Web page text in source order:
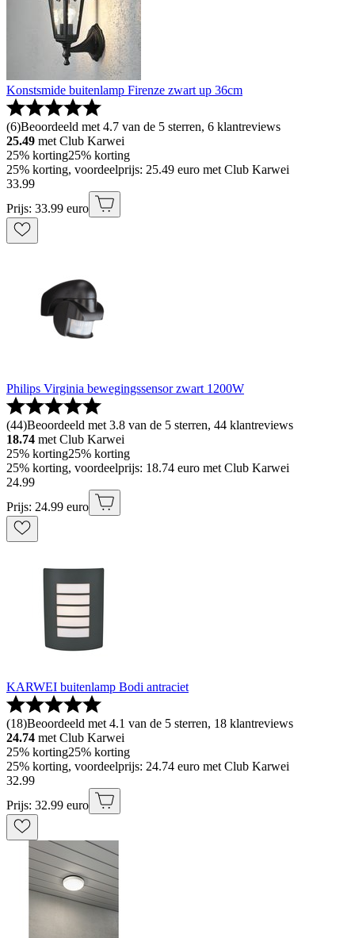
Konstsmide buitenlamp Firenze zwart up 36cm
(6)Beoordeeld met 4.7 van de 5 sterren, 6 klantreviews
25.49 met Club Karwei
25% korting25% korting
25% korting, voordeelprijs: 25.49 euro met Club Karwei
33.99
Prijs: 33.99 euro
Philips Virginia bewegingssensor zwart 1200W
(44)Beoordeeld met 3.8 van de 5 sterren, 44 klantreviews
18.74 met Club Karwei
25% korting25% korting
25% korting, voordeelprijs: 18.74 euro met Club Karwei
24.99
Prijs: 24.99 euro
KARWEI buitenlamp Bodi antraciet
(18)Beoordeeld met 4.1 van de 5 sterren, 18 klantreviews
24.74 met Club Karwei
25% korting25% korting
25% korting, voordeelprijs: 24.74 euro met Club Karwei
32.99
Prijs: 32.99 euro